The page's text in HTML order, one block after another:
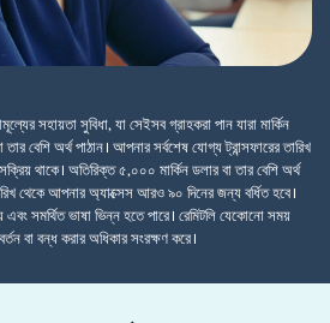
সহায়তা সুবিধা, যা সেইসব গ্রাহকরা পান যারা মার্কিন
বেশি অর্থ পাঠান। আপনার সর্বশেষ যোগ্য ট্রান্সফারের তারিখ
থাকে। অতিরিক্ত ৫,০০০ মার্কিন ডলার বা তার বেশি অর্থ
থেকে আপনার অ্যাক্সেস আরও ৯০ দিনের জন্য বর্ধিত হবে।
এবং সমর্থিত ভাষা ভিন্ন হতে পারে। রেমিটলি যেকোনো সময়
বা বন্ধ করার অধিকার সংরক্ষণ করে।